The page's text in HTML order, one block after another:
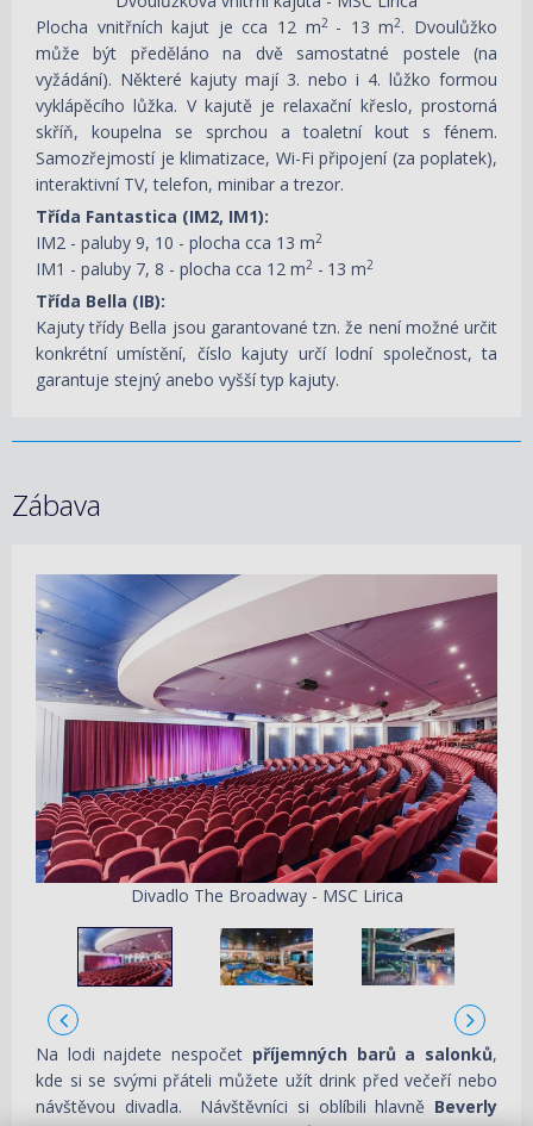
Plocha vnitřních kajut je cca 12 m2 - 13 m2. Dvoulůžko
může být předěláno na dvě samostatné postele (na
vyžádání). Některé kajuty mají 3. nebo i 4. lůžko formou
vyklápěcího lůžka. V kajutě je relaxační křeslo, prostorná
skříň, koupelna se sprchou a toaletní kout s fénem.
Samozřejmostí je klimatizace, Wi-Fi připojení (za poplatek),
interaktivní TV, telefon, minibar a trezor.
Třída Fantastica (IM2, IM1):
IM2 - paluby 9, 10 - plocha cca 13 m2
IM1 - paluby 7, 8 - plocha cca 12 m2 - 13 m2
Třída Bella (IB):
Kajuty třídy Bella jsou garantované tzn. že není možné určit
konkrétní umístění, číslo kajuty určí lodní společnost, ta
garantuje stejný anebo vyšší typ kajuty.
Zábava
Divadlo The Broadway - MSC Lirica
Na lodi najdete nespočet příjemných barů a salonků,
kde si se svými přáteli můžete užít drink před večeří nebo
návštěvou divadla. Návštěvníci si oblíbili hlavně Beverly